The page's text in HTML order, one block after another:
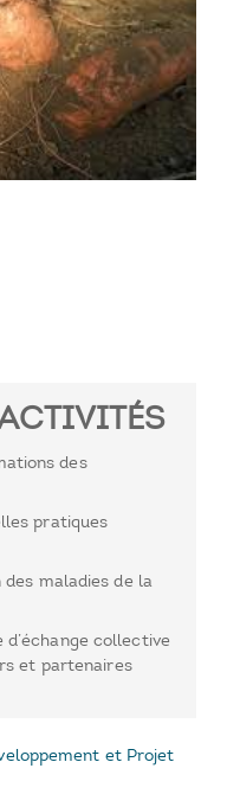
des
pratiques
des maladies de la
d’échange collective
et partenaires
et Projet